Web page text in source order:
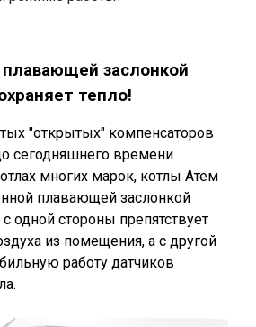
плавающей заслонкой
тепло!
"открытых" компенсаторов
сегодняшнего времени
многих марок, котлы Атем
плавающей заслонкой
с одной стороны препятствует
из помещения, а с другой
работу датчиков